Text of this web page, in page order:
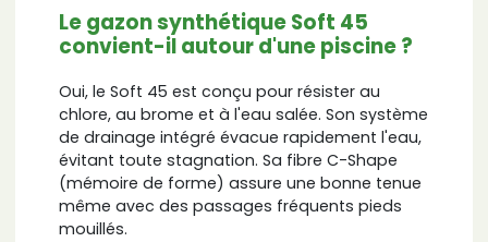
Le gazon synthétique Soft 45
convient-il autour d'une piscine ?
Oui, le Soft 45 est conçu pour résister au
chlore, au brome et à l'eau salée. Son système
de drainage intégré évacue rapidement l'eau,
évitant toute stagnation. Sa fibre C-Shape
(mémoire de forme) assure une bonne tenue
même avec des passages fréquents pieds
mouillés.